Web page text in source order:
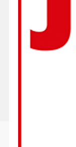
【
田機械